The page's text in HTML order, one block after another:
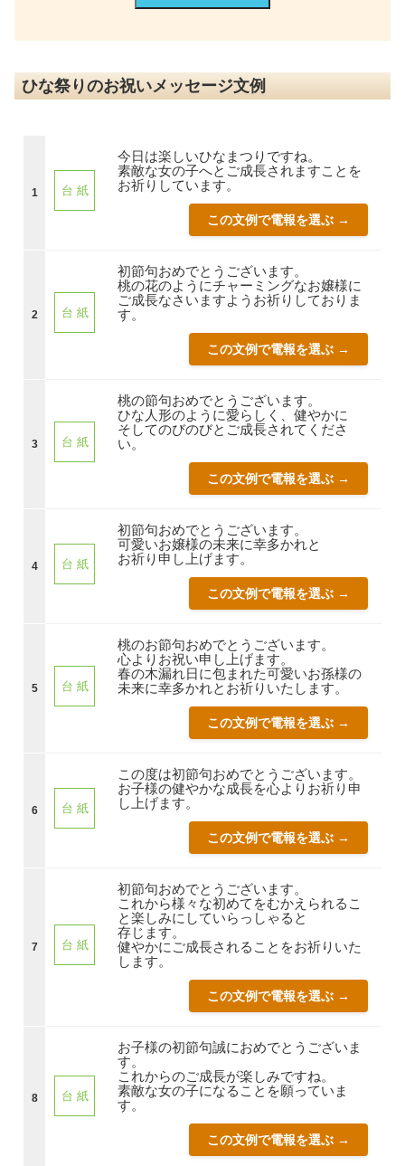
ひな祭りのお祝いメッセージ文例
1 台 紙
今日は楽しいひなまつりですね。
素敵な女の子へとご成長されますことを
お祈りしています。
この文例で電報を選ぶ →
2 台 紙
初節句おめでとうございます。
桃の花のようにチャーミングなお嬢様に
ご成長なさいますようお祈りしておりま
す。
この文例で電報を選ぶ →
3 台 紙
桃の節句おめでとうございます。
ひな人形のように愛らしく、健やかに
そしてのびのびとご成長されてくださ
い。
この文例で電報を選ぶ →
4 台 紙
初節句おめでとうございます。
可愛いお嬢様の未来に幸多かれと
お祈り申し上げます。
この文例で電報を選ぶ →
5 台 紙
桃のお節句おめでとうございます。
心よりお祝い申し上げます。
春の木漏れ日に包まれた可愛いお孫様の
未来に幸多かれとお祈りいたします。
この文例で電報を選ぶ →
6 台 紙
この度は初節句おめでとうございます。
お子様の健やかな成長を心よりお祈り申
し上げます。
この文例で電報を選ぶ →
7 台 紙
初節句おめでとうございます。
これから様々な初めてをむかえられるこ
と楽しみにしていらっしゃると
存じます。
健やかにご成長されることをお祈りいた
します。
この文例で電報を選ぶ →
8 台 紙
お子様の初節句誠におめでとうございま
す。
これからのご成長が楽しみですね。
素敵な女の子になることを願っていま
す。
この文例で電報を選ぶ →